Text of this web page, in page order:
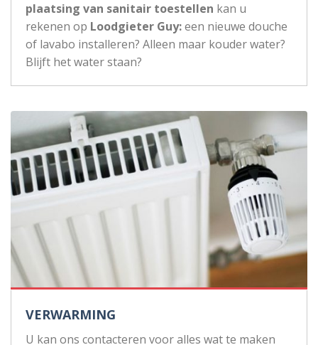
plaatsing van sanitair toestellen kan u
rekenen op Loodgieter Guy:een nieuwe douche
of lavabo installeren? Alleen maar kouder water?
Blijft het water staan?
VERWARMING
U kan ons contacteren voor alles wat te maken